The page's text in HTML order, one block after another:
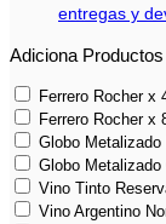
entregas y
Adiciona
Ferrero Rocher x
Ferrero Rocher x
Globo
Globo
Vino Tinto
Vino Argentino